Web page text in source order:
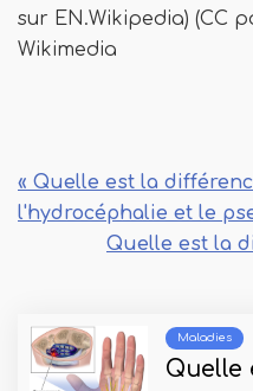
sur EN.Wikipedia) (CC
Wikimedia
« Quelle est la
l'hydrocéphalie et le
Quelle est la
Maladies
Quelle